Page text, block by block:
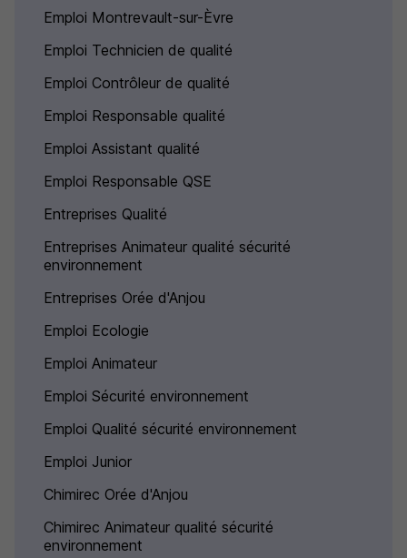
Emploi Montrevault-sur-Èvre
Emploi Technicien de qualité
Emploi Contrôleur de qualité
Emploi Responsable qualité
Emploi Assistant qualité
Emploi Responsable QSE
Entreprises Qualité
Entreprises Animateur qualité sécurité
environnement
Entreprises Orée d'Anjou
Emploi Ecologie
Emploi Animateur
Emploi Sécurité environnement
Emploi Qualité sécurité environnement
Emploi Junior
Chimirec Orée d'Anjou
Chimirec Animateur qualité sécurité
environnement